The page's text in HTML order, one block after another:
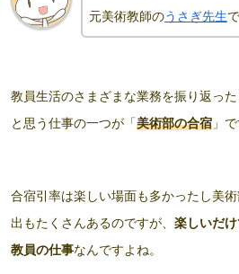
元美術教師のうさぎ先生
教員生活のさまざまな業務を振り返っ
と思う仕事の一つが「美術部の合宿 」で
合宿引率は楽しい場面も多かったし美
出もたくさんあるのですが、 楽しいだ
教員の仕事なんですよね。